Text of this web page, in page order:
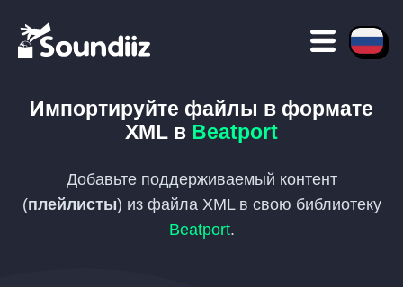
Импортируйте файлы в формате
XML в Beatport
Добавьте поддерживаемый контент
(плейлисты) из файла XMLв свою библиотеку
Beatport.